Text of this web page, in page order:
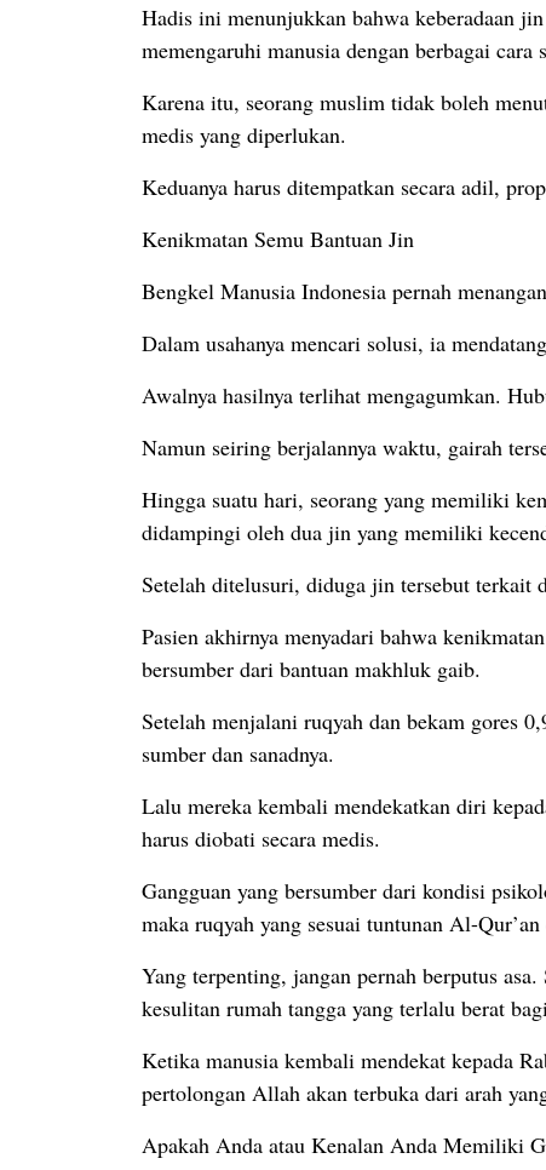
Hadis ini menunjukkan bahwa keberadaan
memengaruhi manusia dengan berbagai cara
Karena itu, seorang muslim tidak boleh
medis yang diperlukan.
Keduanya harus ditempatkan secara adil,
Kenikmatan Semu Bantuan Jin
Bengkel Manusia Indonesia pernah
Dalam usahanya mencari solusi, ia
Awalnya hasilnya terlihat mengagumkan.
Namun seiring berjalannya waktu, gairah
Hingga suatu hari, seorang yang memiliki
didampingi oleh dua jin yang memiliki
Setelah ditelusuri, diduga jin tersebut terkait
Pasien akhirnya menyadari bahwa
bersumber dari bantuan makhluk gaib.
Setelah menjalani ruqyah dan bekam gores
sumber dan sanadnya.
Lalu mereka kembali mendekatkan diri
harus diobati secara medis.
Gangguan yang bersumber dari kondisi
maka ruqyah yang sesuai tuntunan Al-Qur’an
Yang terpenting, jangan pernah berputus
kesulitan rumah tangga yang terlalu berat
Ketika manusia kembali mendekat kepada
pertolongan Allah akan terbuka dari arah
Apakah Anda atau Kenalan Anda Memiliki